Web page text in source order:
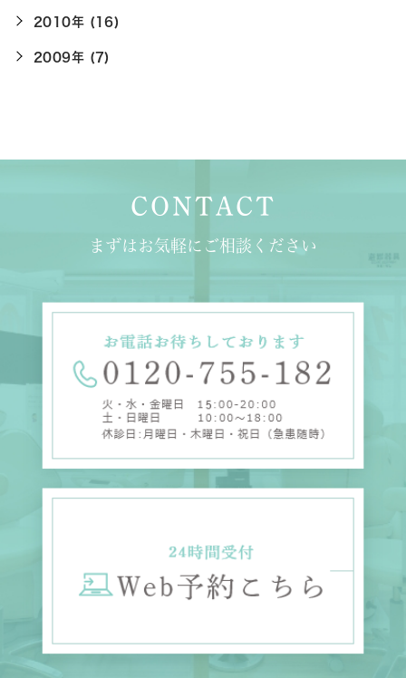
2010年 (16)
2009年 (7)
CONTACT
まずはお気軽にご相談ください